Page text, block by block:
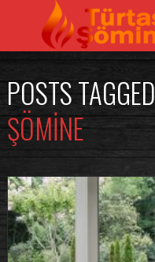
POSTS
ŞÖMINE